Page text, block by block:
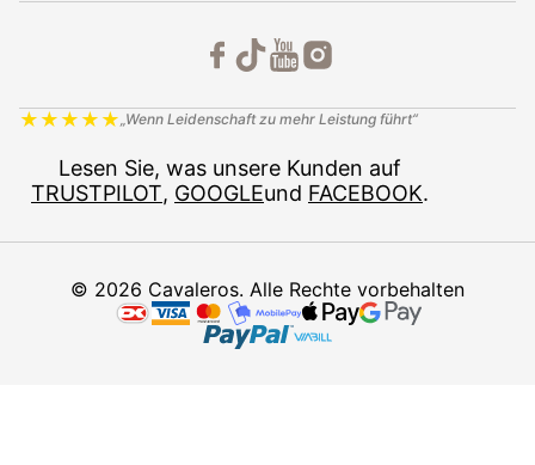
★ ★ ★ ★ ★„Wenn Leidenschaft zu mehr Leistung führt“
Lesen Sie, was unsere Kunden auf
TRUSTPILOT, GOOGLEund FACEBOOK.
© 2026 Cavaleros. Alle Rechte vorbehalten